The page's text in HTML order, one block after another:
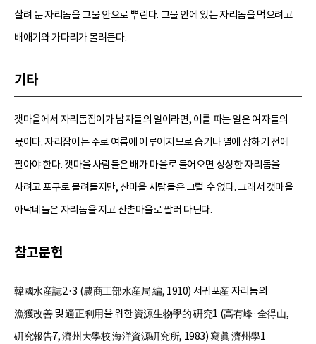
살려 둔 자리돔을 그물 안으로 뿌린다. 그물 안에 있는 자리돔을 먹으려고
배애기와 가다리가 몰려든다.
기타
갯마을에서 자리돔잡이가 남자들의 일이라면, 이를 파는 일은 여자들의
몫이다. 자리잡이는 주로 여름에 이루어지므로 습기나 열에 상하기 전에
팔아야 한다. 갯마을 사람들은 배가 마을로 들어오면 싱싱한 자리돔을
사려고 포구로 몰려들지만, 산마을 사람들은 그럴 수 없다. 그래서 갯마을
아낙네들은 자리돔을 지고 산촌마을로 팔러 다닌다.
참고문헌
韓國水産誌2·3 (農商工部水産局 編, 1910) 서귀포産 자리돔의
漁獲改善 및 適正利用을 위한 資源生物學的 硏究1 (高有峰·全得山,
硏究報告7, 濟州大學校 海洋資源硏究所, 1983) 寫眞 濟州學1